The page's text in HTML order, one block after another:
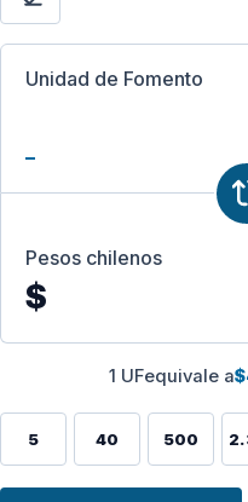
Unidad de Fomento
Pesos chilenos
$
1 UFequivale a
5 40 500